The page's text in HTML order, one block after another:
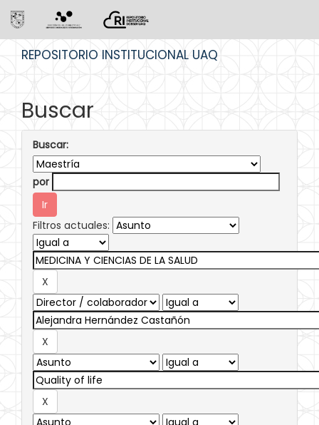
REPOSITORIO INSTITUCIONAL UAQ
Buscar
Buscar:
por
Filtros actuales: